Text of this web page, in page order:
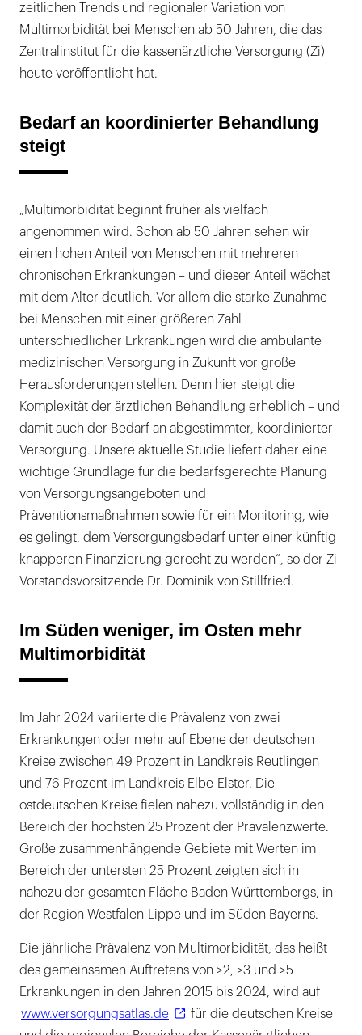
zeitlichen Trends und regionaler Variation von
Multimorbidität bei Menschen ab 50 Jahren, die das
Zentralinstitut für die kassenärztliche Versorgung (Zi)
heute veröffentlicht hat.
Bedarf an koordinierter Behandlung
steigt
„Multimorbidität beginnt früher als vielfach
angenommen wird. Schon ab 50 Jahren sehen wir
einen hohen Anteil von Menschen mit mehreren
chronischen Erkrankungen – und dieser Anteil wächst
mit dem Alter deutlich. Vor allem die starke Zunahme
bei Menschen mit einer größeren Zahl
unterschiedlicher Erkrankungen wird die ambulante
medizinischen Versorgung in Zukunft vor große
Herausforderungen stellen. Denn hier steigt die
Komplexität der ärztlichen Behandlung erheblich – und
damit auch der Bedarf an abgestimmter, koordinierter
Versorgung. Unsere aktuelle Studie liefert daher eine
wichtige Grundlage für die bedarfsgerechte Planung
von Versorgungsangeboten und
Präventionsmaßnahmen sowie für ein Monitoring, wie
es gelingt, dem Versorgungsbedarf unter einer künftig
knapperen Finanzierung gerecht zu werden“, so der Zi-
Vorstandsvorsitzende Dr. Dominik von Stillfried.
Im Süden weniger, im Osten mehr
Multimorbidität
Im Jahr 2024 variierte die Prävalenz von zwei
Erkrankungen oder mehr auf Ebene der deutschen
Kreise zwischen 49 Prozent in Landkreis Reutlingen
und 76 Prozent im Landkreis Elbe-Elster. Die
ostdeutschen Kreise fielen nahezu vollständig in den
Bereich der höchsten 25 Prozent der Prävalenzwerte.
Große zusammenhängende Gebiete mit Werten im
Bereich der untersten 25 Prozent zeigten sich in
nahezu der gesamten Fläche Baden-Württembergs, in
der Region Westfalen-Lippe und im Süden Bayerns.
Die jährliche Prävalenz von Multimorbidität, das heißt
des gemeinsamen Auftretens von ≥2, ≥3 und ≥5
Erkrankungen in den Jahren 2015 bis 2024, wird auf
www.versorgungsatlas.de
für die deutschen Kreise